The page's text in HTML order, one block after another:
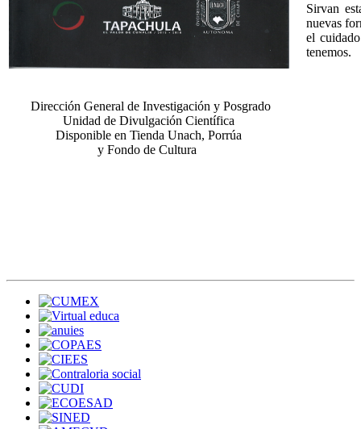
Dirección General de Investigación y Posgrado
Unidad de Divulgación Científica
Disponible en Tienda Unach, Porrúa
y Fondo de Cultura
Sirvan
nuevas
el
tenemos.